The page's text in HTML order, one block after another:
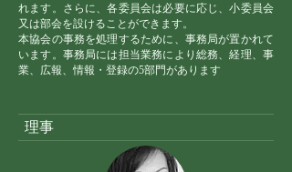
れます。さらに、各委員会は必要に応じ、小委員会
又は部会を設けることができます。
本協会の事務を処理するために、事務局が置かれて
います。事務局には担当業務により総務、経理、事
業、広報、情報・登録の5部門があります
理事